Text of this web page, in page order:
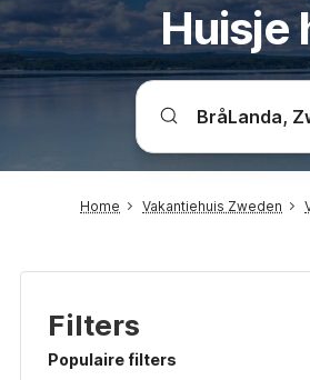
Huisje
Home Vakantiehuis Zweden
Filters
Populaire filters